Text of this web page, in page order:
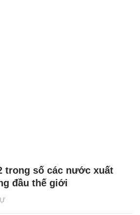
trong số các nước xuất
đầu thế giới